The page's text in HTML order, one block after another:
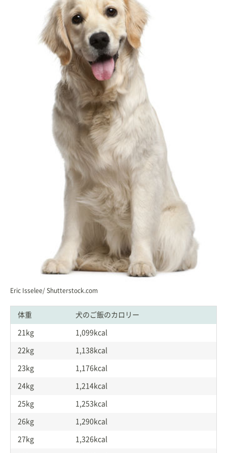
Eric Isselee/ Shutterstock.com
体重 犬のご飯のカロリー
21kg 1,099kcal
22kg 1,138kcal
23kg 1,176kcal
24kg 1,214kcal
25kg 1,253kcal
26kg 1,290kcal
27kg 1,326kcal